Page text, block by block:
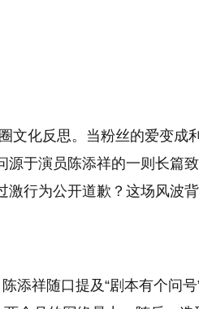
文化反思。当粉丝的爱变成
于演员陈添祥的一则长篇
行为公开道歉？这场风波
添祥随口提及“剧本有个问